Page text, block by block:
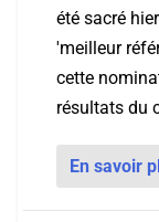
été sacré
'meilleur
cette
résultats du
En savoir